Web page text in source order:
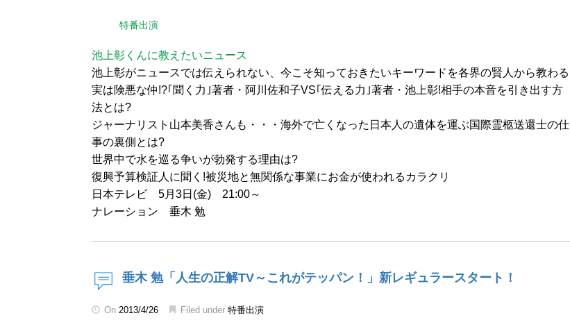
特番出演
池上彰くんに教えたいニュース
池上彰がニュースでは伝えられない、今こそ知っておきたいキーワードを各界の賢人から教わる
実は険悪な仲!?｢聞く力｣著者・阿川佐和子VS｢伝える力｣著者・池上彰!相手の本音を引き出す方
法とは?
ジャーナリスト山本美香さんも・・・海外で亡くなった日本人の遺体を運ぶ国際霊柩送還士の仕
事の裏側とは?
世界中で水を巡る争いが勃発する理由は?
復興予算検証人に聞く!被災地と無関係な事業にお金が使われるカラクリ
日本テレビ 5月3日(金) 21:00～
ナレーション 垂木 勉
垂木 勉「人生の正解TV～これがテッパン！」新レギュラースタート！
On 2013/4/26 Filed under 特番出演